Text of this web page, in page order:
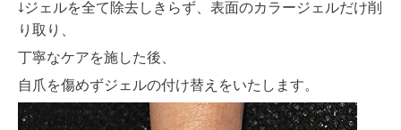
↓ジェルを全て除去しきらず、表面のカラージェルだけ削
り取り、
丁寧なケアを施した後、
自爪を傷めずジェルの付け替えをいたします。